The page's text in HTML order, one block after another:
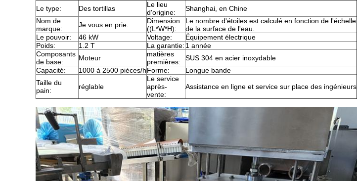
Le type: Des tortillas
Le lieu
d'origine:
Shanghai, en Chine
Nom de
marque:
Je vous en prie.
Dimension
((L*W*H):
Le nombre d'étoiles est calculé en fonction de l'échelle
de la surface de l'eau.
Le pouvoir:
46 kW Voltage:
Équipement électrique
Poids:
1.2 T La garantie: 1 année
Composants
de base:
Moteur
matières
premières:
SUS 304 en acier inoxydable
Capacité:
1000 à 2500 pièces/hForme:
Longue bande
Taille du
pain:
réglable
Le service
après-
vente:
Assistance en ligne et service sur place des ingénieurs